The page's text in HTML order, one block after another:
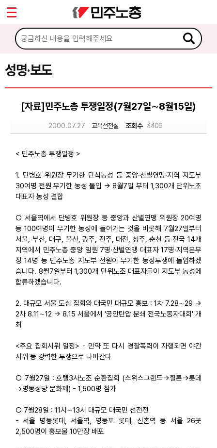
성명·보도
[자료]민주노총 투쟁일정(7월27일∼8월15일)
2000.07.27 교육선전실 조회수 4409
< 민주노총 투쟁일정 >
1. 단병호 위원장 무기한 단식농성 등 중앙·산별연맹·지역 지도부
30여명 전원 무기한 농성 돌입 → 8월7일 부터 1,300개 단위노조
대표자 농성 결합
○ 서울역에서 단병호 위원장 등 중앙과 산별연맹 위원장 20여명
등 100여명이 무기한 농성에 들어가는 것을 비롯해 7월27일부터
서울, 부산, 대구, 울산, 광주, 전주, 대전, 청주, 춘천 등 전국 14개
지역에서 민주노총 중앙 임원 7명·산별연맹 대표자 17명·지역본부
장 14명 등 민주노총 지도부 전원이 무기한 농성투쟁에 돌입하겠
습니다. 8월7일부터 1,300개 단위노조 대표자들이 지도부 농성에
합류하겠습니다.
2. 대규모 서울 도심 집회와 대국민 대규모 홍보 : 1차 7.28∼29 →
2차 8.11∼12 → 8.15 서울에서 '공안탄압 분쇄 전국노동자대회' 개
최
<주요 집회시위 일정> - 만약 또 다시 경찰폭력이 자행되면 야간
시위 등 강력한 투쟁으로 나아간다
○ 7월27일 : 호텔3사노조 순환집회 (스위스그랜드→힐튼→롯데
→명동성당 문화제) - 1,500명 참가
○ 7월28일 : 11시∼13시 대규모 대국민 선전전
- 서울 명동롯데, 서울역, 영등포 롯데, 신촌역 등 서울 26곳
2,500명이 홍보물 10만장 배포
마이페이지
소개
소식
공지사항
성명·보도
노동상담
자료
업무
Sketchbook5, 스케치북5
Sketchbook5, 스케치북5